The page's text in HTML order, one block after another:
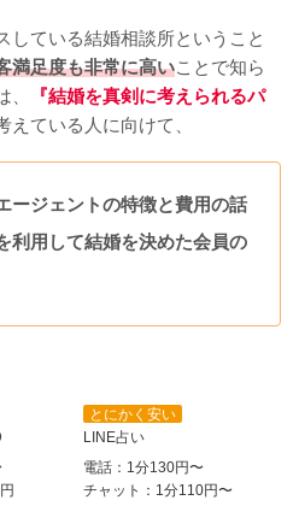
している結婚相談所ということ
満足度も非常に高いことで知ら
『結婚を真剣に考えられるパ
えている人に向けて、
ージェントの特徴と費用の話
利用して結婚を決めた会員の
とにかく安い
LINE占い
電話：1分130円〜
チャット：1分110円〜